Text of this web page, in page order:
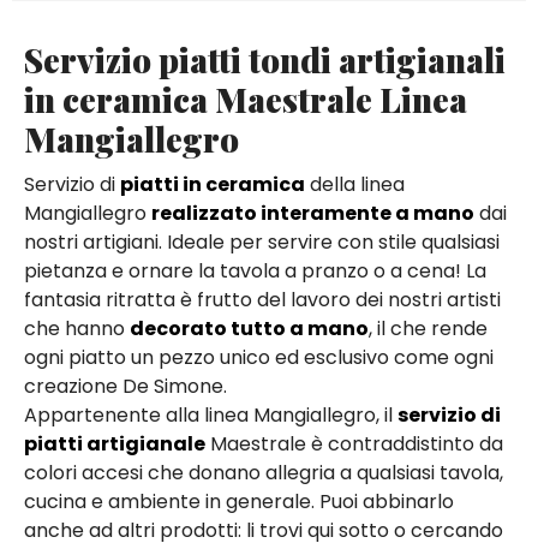
Servizio piatti tondi artigianali
in ceramica Maestrale Linea
Mangiallegro
Servizio di piatti in ceramica della linea
Mangiallegro realizzato interamente a mano dai
nostri artigiani. Ideale per servire con stile qualsiasi
pietanza e ornare la tavola a pranzo o a cena! La
fantasia ritratta è frutto del lavoro dei nostri artisti
che hanno decorato tutto a mano, il che rende
ogni piatto un pezzo unico ed esclusivo come ogni
creazione De Simone.
Appartenente alla linea Mangiallegro, ilservizio di
piatti artigianale Maestrale è contraddistinto da
colori accesi che donano allegria a qualsiasi tavola,
cucina e ambiente in generale. Puoi abbinarlo
anche ad altri prodotti: li trovi qui sotto o cercando